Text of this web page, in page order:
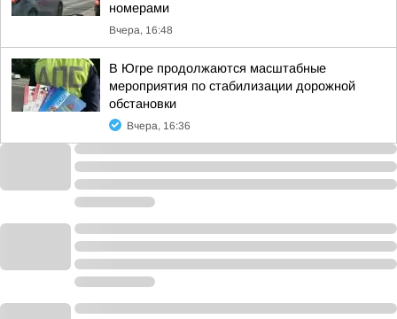
номерами
Вчера, 16:48
В Югре продолжаются масштабные
мероприятия по стабилизации дорожной
обстановки
Вчера, 16:36